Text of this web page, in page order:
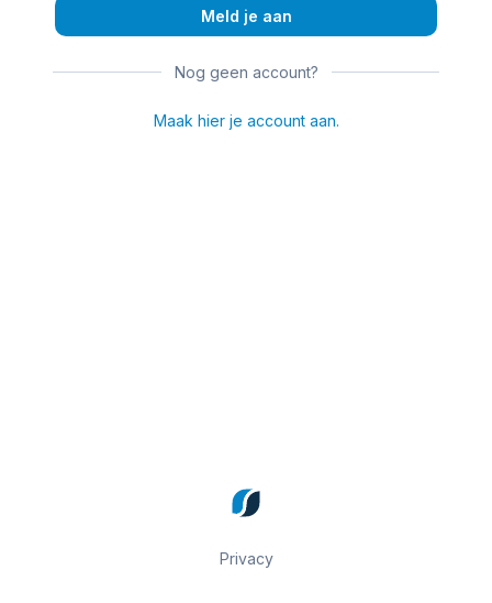
Meld je aan
Nog geen account?
Maak hier je account aan.
Privacy